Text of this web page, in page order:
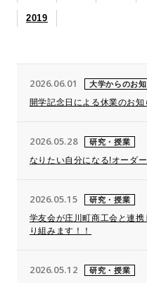
2019
2026.06.01 大学からのお
開学記念日による休業のお知
2026.05.28 研究・授業
なりたい自分になる!オーダ
2026.05.15 研究・授業
学友会が庄川町商工会と連
り組みます！！
2026.05.12 研究・授業